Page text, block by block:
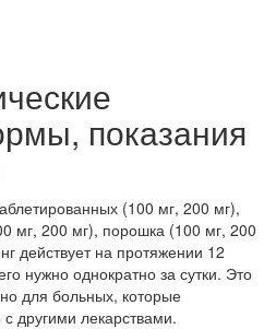
показания
(100 мг, 200 мг),
мг, 200 мг), порошка (100 мг, 200
действует на протяжении 12
нужно однократно за сутки. Это
для больных, которые
другими лекарствами.